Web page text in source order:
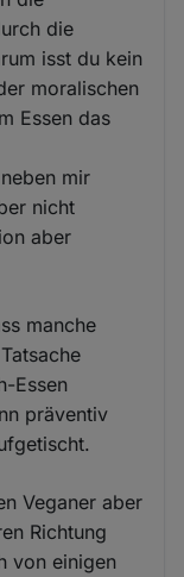
die
isst du kein
moralischen
Essen das
mir
nicht
aber
manche
Essen
präventiv
Veganer aber
Richtung
von einigen